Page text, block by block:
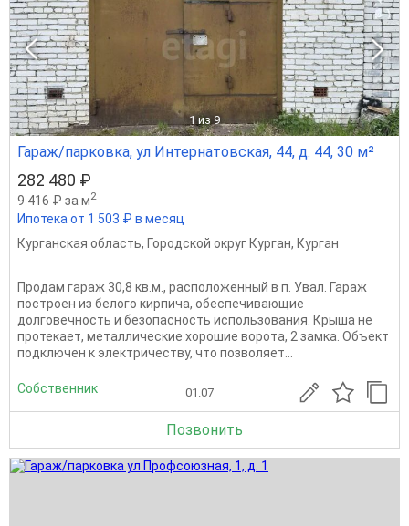
1 из 9
Гараж/парковка, ул Интернатовская, 44, д. 44, 30 м²
282 480 ₽
9 416 ₽ за м2
Ипотека от 1 503 ₽ в месяц
Курганская область, Городской округ Курган, Курган
Продам гараж 30,8 кв.м., расположенный в п. Увал. Гараж
построен из белого кирпича, обеспечивающие
долговечность и безопасность использования. Крыша не
протекает, металлические хорошие ворота, 2 замка. Объект
подключен к электричеству, что позволяет...
Собственник 01.07
Позвонить